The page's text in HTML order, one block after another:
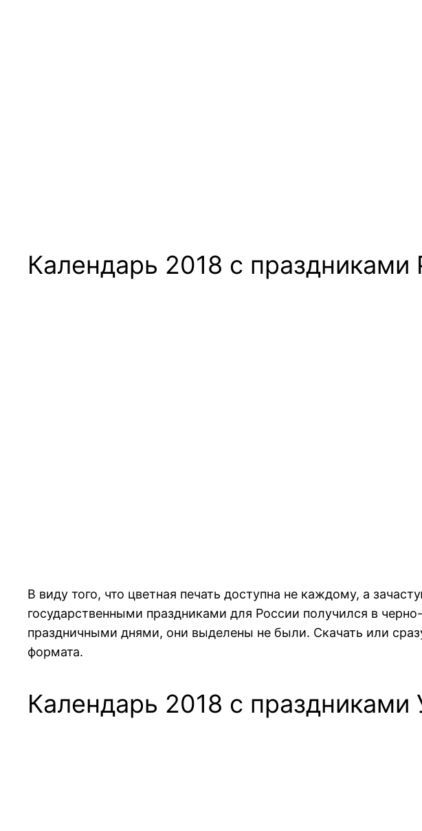
Календарь 2018 с праздниками
В виду того, что цветная печать доступна не каждому, а
государственными праздниками для России получился в
праздничными днями, они выделены не были. Скачать или
формата.
Календарь 2018 с праздниками